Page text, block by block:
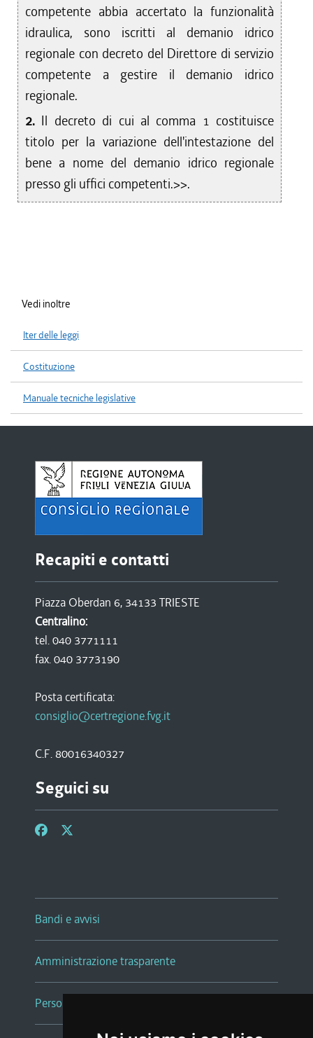
competente abbia accertato la funzionalità
idraulica, sono iscritti al demanio idrico
regionale con decreto del Direttore di servizio
competente a gestire il demanio idrico
regionale.
2. Il decreto di cui al comma 1 costituisce
titolo per la variazione dell'intestazione del
bene a nome del demanio idrico regionale
presso gli uffici competenti.>>.
Vedi inoltre
Iter delle leggi
Costituzione
Manuale tecniche legislative
Recapiti e contatti
Piazza Oberdan 6, 34133 TRIESTE
Centralino:
tel. 040 3771111
fax. 040 3773190
Posta certificata:
consiglio@certregione.fvg.it
C.F. 80016340327
Seguici su
Bandi e avvisi
Amministrazione trasparente
Persone e Uffici